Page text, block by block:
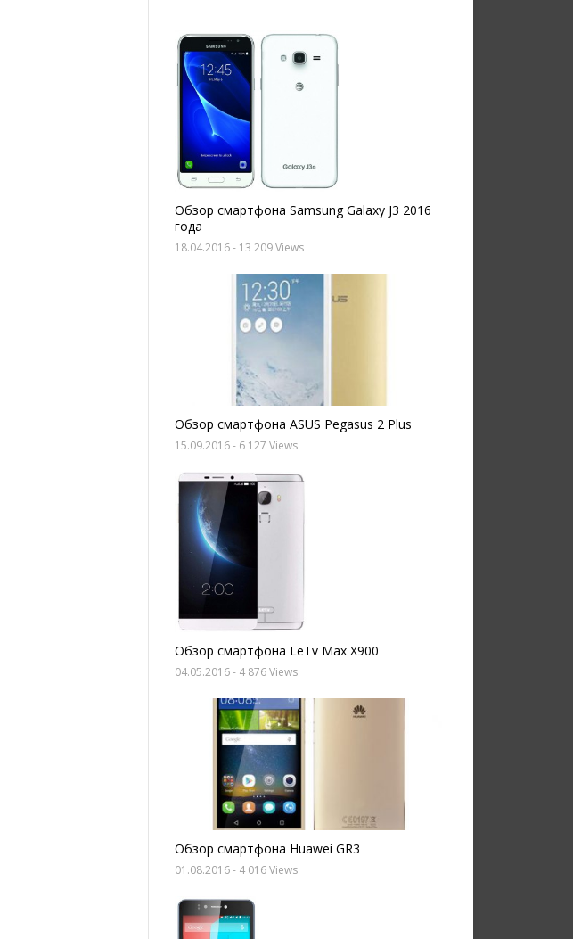
Обзор смартфона Samsung Galaxy J3 2016
года
18.04.2016- 13 209 Views
Обзор смартфона ASUS Pegasus 2 Plus
15.09.2016- 6 127 Views
Обзор смартфона LeTv Max X900
04.05.2016- 4 876 Views
Обзор смартфона Huawei GR3
01.08.2016- 4 016 Views